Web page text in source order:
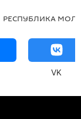
РЕСПУБЛИКА
VK